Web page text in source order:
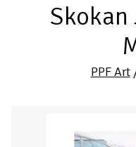
Skokan
PPF Art